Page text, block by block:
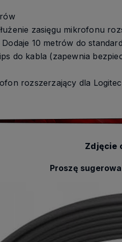
zasięgu mikrofonu
Dodaje 10 metrów do
do kabla (zapewnia
rozszerzający dla
Zdjęcie
Proszę